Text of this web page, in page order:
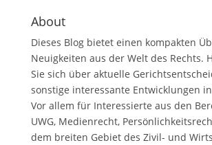
About
Dieses Blog bietet einen kompakten
Neuigkeiten aus der Welt des Rechts.
Sie sich über aktuelle
sonstige interessante Entwicklungen
Vor allem für Interessierte aus den
UWG, Medienrecht,
dem breiten Gebiet des Zivil- und